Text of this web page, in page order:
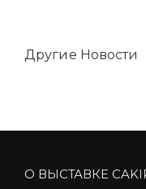
Другие Новости
О ВЫСТАВКЕ